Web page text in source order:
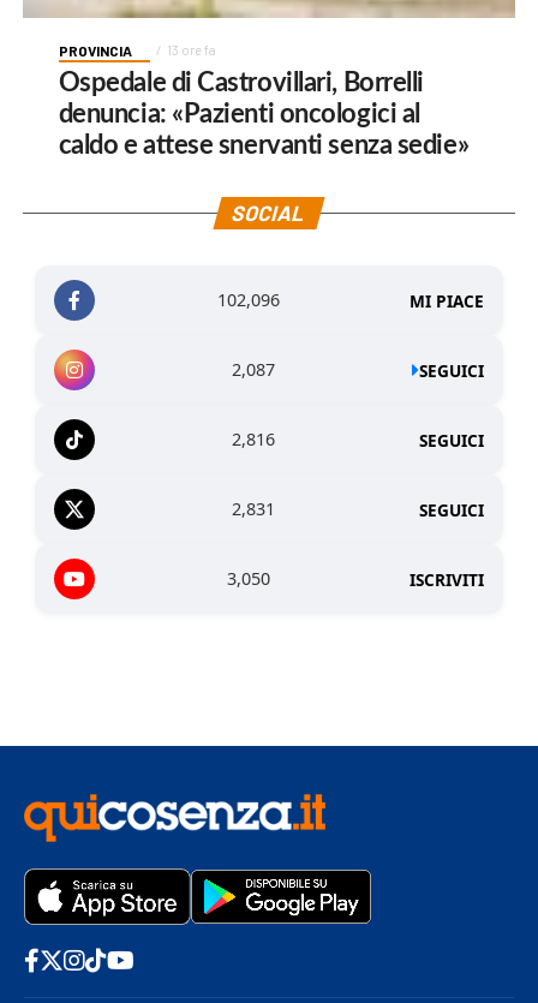
PROVINCIA 13 ore fa
Ospedale di Castrovillari, Borrelli
denuncia: «Pazienti oncologici al
caldo e attese snervanti senza sedie»
SOCIAL
102,096 MI PIACE
2,087 SEGUICI
2,816 SEGUICI
2,831 SEGUICI
3,050 ISCRIVITI